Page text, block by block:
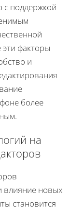
с поддержкой
факторы
и
более
на
влияние новых
становится